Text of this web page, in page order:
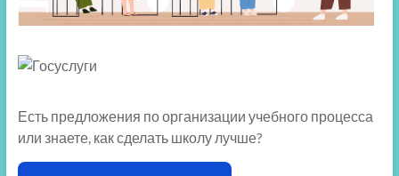
Есть предложения по организации учебного процесса
или знаете, как сделать школу лучше?